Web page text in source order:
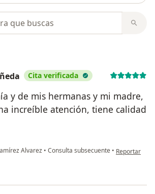
Cita verificada
y de mis hermanas y mi madre,
increíble atención, tiene calidad
Alvarez • Consulta subsecuente • en opinión
Reportar